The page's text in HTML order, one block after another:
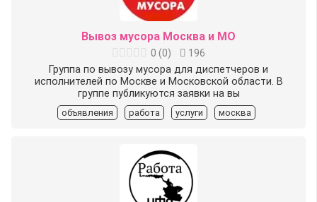
Вывоз мусора Москва и МО
0 (0)
196
Группа по вывозу мусора для диспетчеров и
исполнителей по Москве и Московской области. В
группе публикуются заявки на вы
объявления работа услуги москва